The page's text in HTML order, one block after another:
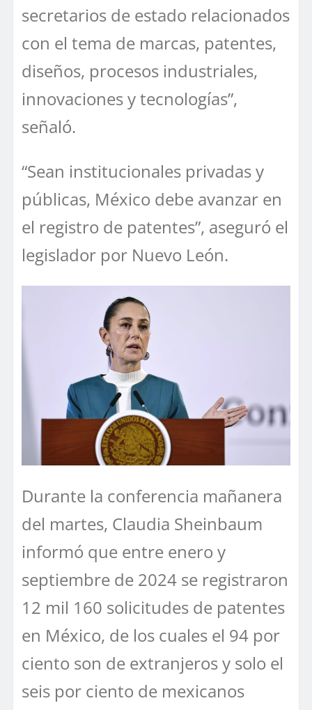
secretarios de estado relacionados
con el tema de marcas, patentes,
diseños, procesos industriales,
innovaciones y tecnologías”,
señaló.
“Sean institucionales privadas y
públicas, México debe avanzar en
el registro de patentes”, aseguró el
legislador por Nuevo León.
Durante la conferencia mañanera
del martes, Claudia Sheinbaum
informó que entre enero y
septiembre de 2024 se registraron
12 mil 160 solicitudes de patentes
en México, de los cuales el 94 por
ciento son de extranjeros y solo el
seis por ciento de mexicanos